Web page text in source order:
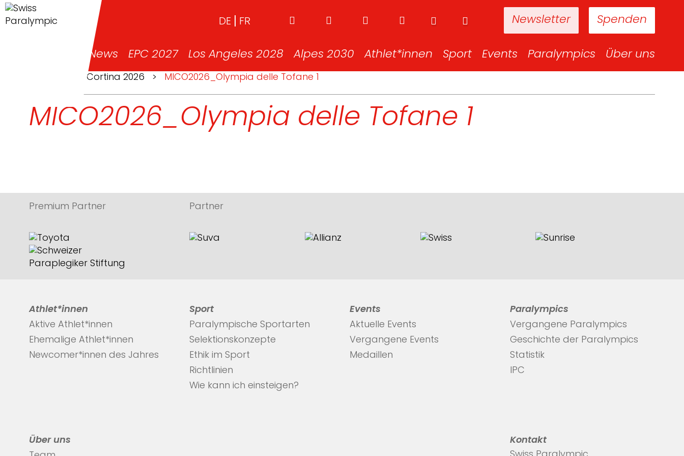
Spenden
Newsletter
DE FR
News EPC 2027 Los Angeles 2028 Alpes 2030 Athlet*innen Sport Events Paralympics Über uns
Milano Cortina 2026 > MICO2026_Olympia delle Tofane 1
MICO2026_Olympia delle Tofane 1
Premium Partner Partner
Athlet*innen
Aktive Athlet*innen
Ehemalige Athlet*innen
Newcomer*innen des Jahres
Sport
Paralympische Sportarten
Selektionskonzepte
Ethik im Sport
Richtlinien
Wie kann ich einsteigen?
Events
Aktuelle Events
Vergangene Events
Medaillen
Paralympics
Vergangene Paralympics
Geschichte der Paralympics
Statistik
IPC
Über uns
Kontakt